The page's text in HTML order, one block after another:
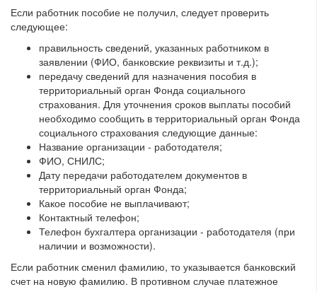
Если работник пособие не получил, следует проверить
следующее:
правильность сведений, указанных работником в
заявлении (ФИО, банковские реквизиты и т.д.);
передачу сведений для назначения пособия в
территориальный орган Фонда социального
страхования. Для уточнения сроков выплаты пособий
необходимо сообщить в территориальный орган Фонда
социального страхования следующие данные:
Название организации - работодателя;
ФИО, СНИЛС;
Дату передачи работодателем документов в
территориальный орган Фонда;
Какое пособие не выплачивают;
Контактный телефон;
Телефон бухгалтера организации - работодателя (при
наличии и возможности).
Если работник сменил фамилию, то указывается банковский
счет на новую фамилию. В противном случае платежное